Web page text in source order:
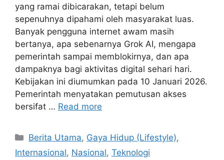
yang ramai dibicarakan, tetapi belum
sepenuhnya dipahami oleh masyarakat luas.
Banyak pengguna internet awam masih
bertanya, apa sebenarnya Grok AI, mengapa
pemerintah sampai memblokirnya, dan apa
dampaknya bagi aktivitas digital sehari hari.
Kebijakan ini diumumkan pada 10 Januari 2026.
Pemerintah menyatakan pemutusan akses
bersifat … Read more
C
a
Berita Utama, Gaya Hidup (Lifestyle),
Internasional, Nasional, Teknologi